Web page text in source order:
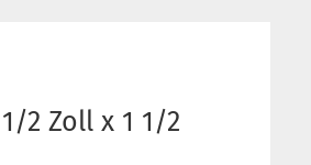
2 Zoll x 1 1/2